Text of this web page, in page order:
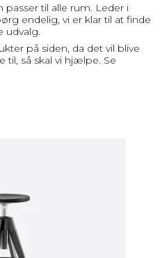
passer til alle rum. Leder i
endelig, vi er klar til at finde
udvalg.
på siden, da det vil blive
til, så skal vi hjælpe. Se